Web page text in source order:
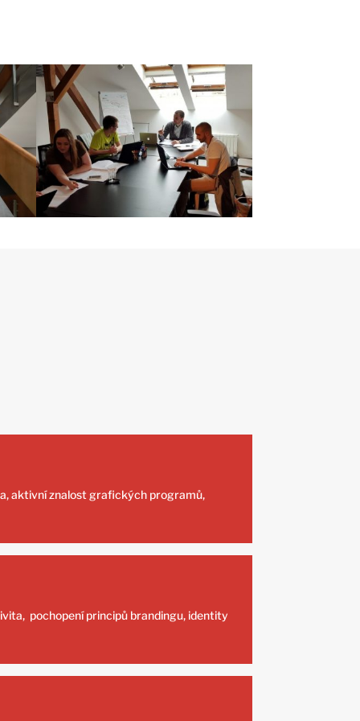
aktivní znalost grafických programů,
pochopení principů brandingu, identity